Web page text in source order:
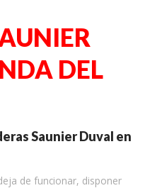
DEL
Saunier Duval en
de funcionar, disponer